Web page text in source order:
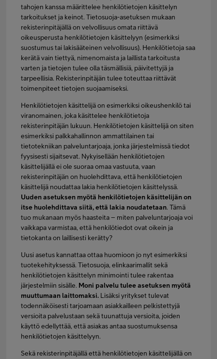
tahojen kanssa määrittelee henkilötietojen käsittelyn
tarkoitukset ja keinot. Tietosuoja-asetuksen mukaan
rekisterinpitäjällä on velvollisuus omata riittävä
oikeusperusta henkilötietojen käsittelyyn (esimerkiksi
suostumus tai lakisääteinen velvollisuus). Henkilötietoja saa
kerätä vain tiettyä, nimenomaista ja laillista tarkoitusta
varten ja tietojen tulee olla täsmällisiä, päivitettyjä ja
tarpeellisia. Rekisterinpitäjän tulee toteuttaa riittävät
toimenpiteet tietojen suojaamiseksi.
Henkilötietojen käsittelijä on esimerkiksi oikeushenkilö tai
viranomainen, joka käsittelee henkilötietoja
rekisterinpitäjän lukuun. Henkilötietojen käsittelijä on siten
esimerkiksi palkkahallinnon ammattilainen tai
tietotekniikan palveluntarjoaja, jonka järjestelmissä tiedot
fyysisesti sijaitsevat. Nykyisellään henkilötietojen
käsittelijällä ei ole suoraa omaa vastuuta, vaan
rekisterinpitäjän on huolehdittava, että henkilötietojen
käsittelijä noudattaa lakia henkilötietojen käsittelyssä.
Uuden asetuksen myötä henkilötietojen käsittelijän on
itse huolehdittava siitä, että lakia noudatetaan. Tämä
tuo mukanaan myös haasteita – miten palveluntarjoaja voi
vaikkapa varmistaa, että henkilötiedot ovat oikein ja
tietokanta on laillisesti kerätty?
Uusi asetus kannattaa ottaa huomioon jo nyt esimerkiksi
tuotekehityksessä. Tietosuoja, elinkaarimallit sekä
henkilötietojen käsittelyn minimointi tulee rakentaa
järjestelmiin sisälle. Moni palvelu tulee asetuksen myötä
muuttumaan laittomaksi. Lisäksi yritykset tulevat
todennäköisesti tarjoamaan asiakkailleen pelkistettyjä
versioita palvelustaan sekä tuunattuja versioita, joiden
käyttö edellyttää, että asiakas antaa suostumuksensa
henkilötietojen käsittelyyn.
Sekä rekisterinpitäjällä että henkilötietojen käsittelijällä on